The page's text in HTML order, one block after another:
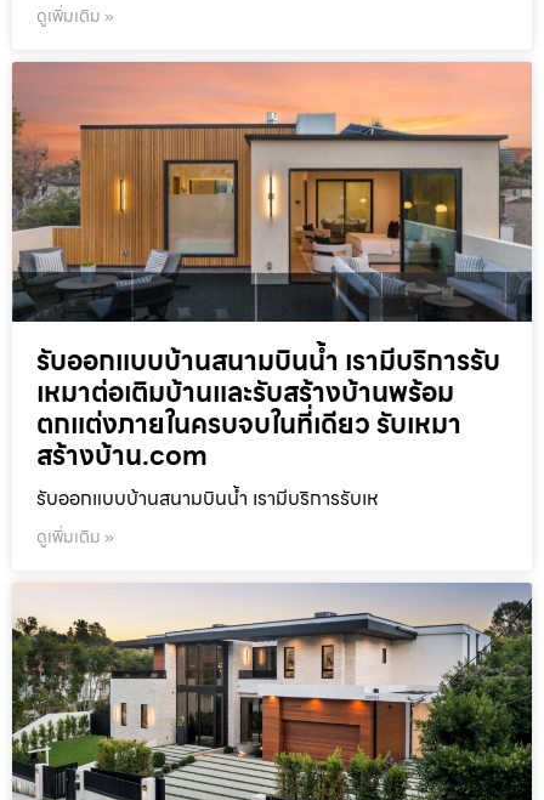
ดูเพิ่มเติม »
รับออกแบบบ้านสนามบินน้ำ เรามีบริการรับ
เหมาต่อเติมบ้านและรับสร้างบ้านพร้อม
ตกแต่งภายในครบจบในที่เดียว รับเหมา
สร้างบ้าน.com
รับออกแบบบ้านสนามบินน้ำ เรามีบริการรับเห
ดูเพิ่มเติม »